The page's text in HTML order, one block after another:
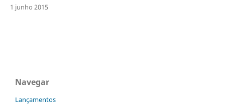
1 junho 2015
Navegar
Lançamentos